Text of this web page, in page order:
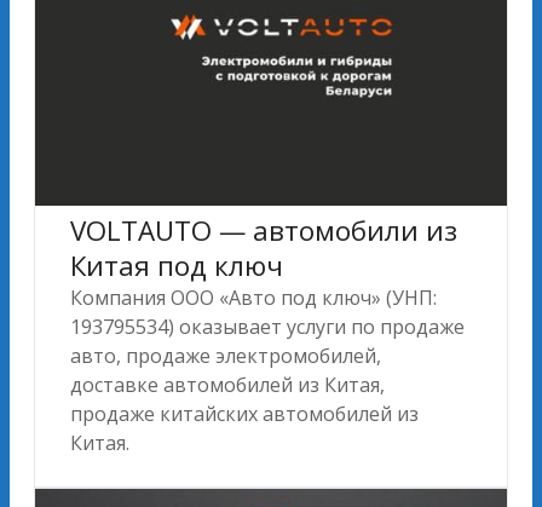
VOLTAUTO — автомобили из
Китая под ключ
Компания ООО «Авто под ключ» (УНП:
193795534) оказывает услуги по продаже
авто, продаже электромобилей,
доставке автомобилей из Китая,
продаже китайских автомобилей из
Китая.